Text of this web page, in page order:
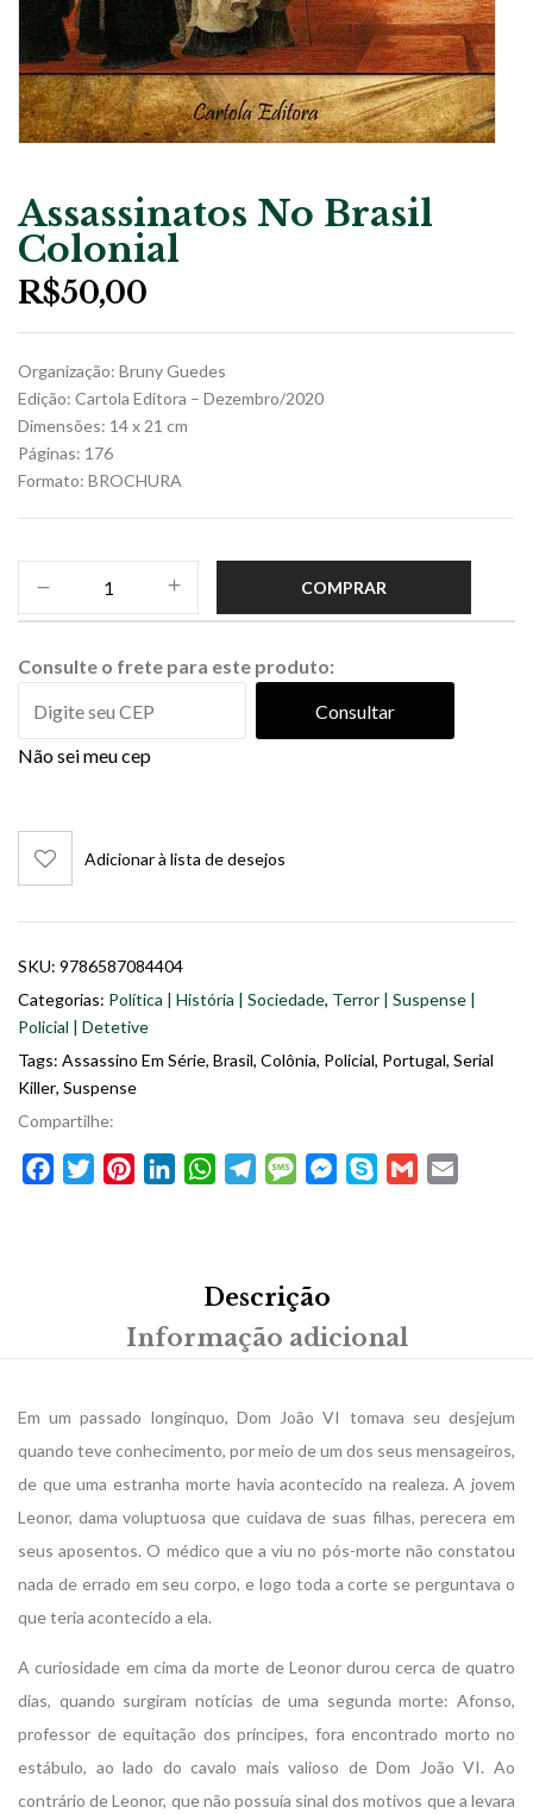
Assassinatos No Brasil
Colonial
R$50,00
Organização: Bruny Guedes
Edição: Cartola Editora – Dezembro/2020
Dimensões: 14 x 21 cm
Páginas: 176
Formato: BROCHURA
COMPRAR
Consulte o frete para este produto:
Consultar
Não sei meu cep
Adicionar à lista de desejos
SKU: 9786587084404
Categorias: Política | História | Sociedade, Terror | Suspense |
Policial | Detetive
Tags: Assassino Em Série, Brasil, Colônia, Policial, Portugal, Serial
Killer, Suspense
Compartilhe:
FacebookTwitterPinterestLinkedInWhatsAppTelegramMessageMessenger
Skype Gmail
Descrição
Informação adicional
Em um passado longínquo, Dom João VI tomava seu desjejum
quando teve conhecimento, por meio de um dos seus mensageiros,
de que uma estranha morte havia acontecido na realeza. A jovem
Leonor, dama voluptuosa que cuidava de suas filhas, perecera em
seus aposentos. O médico que a viu no pós-morte não constatou
nada de errado em seu corpo, e logo toda a corte se perguntava o
que teria acontecido a ela.
A curiosidade em cima da morte de Leonor durou cerca de quatro
dias, quando surgiram notícias de uma segunda morte: Afonso,
professor de equitação dos príncipes, fora encontrado morto no
estábulo, ao lado do cavalo mais valioso de Dom João VI. Ao
contrário de Leonor, que não possuía sinal dos motivos que a levara